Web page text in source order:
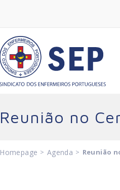
Reunião no
Homepage > Agenda > Reunião